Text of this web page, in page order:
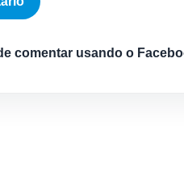
comentar usando o